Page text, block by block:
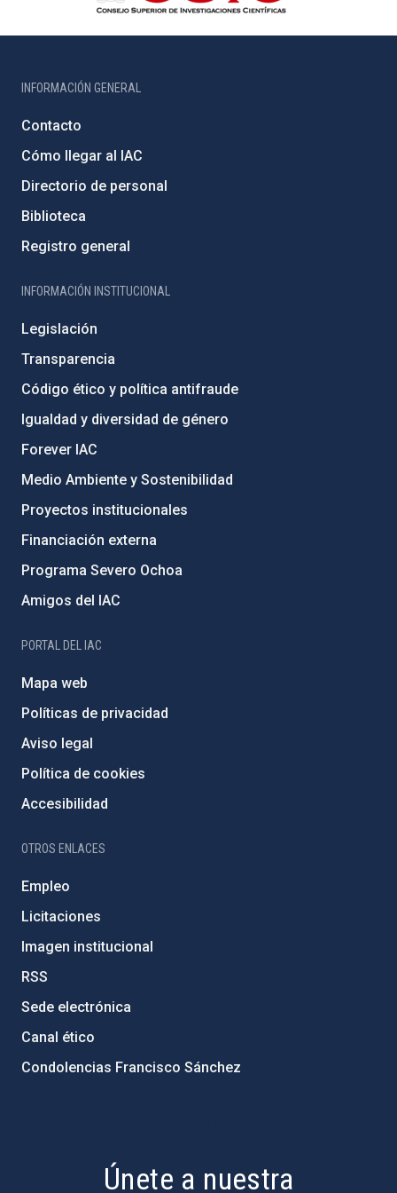
INFORMACIÓN GENERAL
Contacto
Cómo llegar al IAC
Directorio de personal
Biblioteca
Registro general
INFORMACIÓN INSTITUCIONAL
Legislación
Transparencia
Código ético y política antifraude
Igualdad y diversidad de género
Forever IAC
Medio Ambiente y Sostenibilidad
Proyectos institucionales
Financiación externa
Programa Severo Ochoa
Amigos del IAC
PORTAL DEL IAC
Mapa web
Políticas de privacidad
Aviso legal
Política de cookies
Accesibilidad
OTROS ENLACES
Empleo
Licitaciones
Imagen institucional
RSS
Sede electrónica
Canal ético
Condolencias Francisco Sánchez
Únete a nuestra